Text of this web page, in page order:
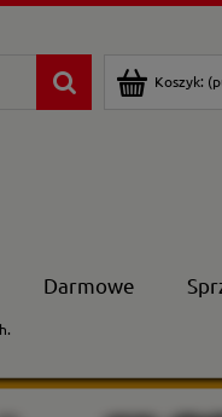
Koszyk:
Darmowe